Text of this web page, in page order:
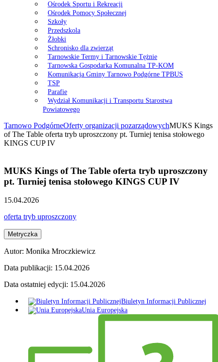
Ośrodek Sportu i Rekreacji
Ośrodek Pomocy Społecznej
Szkoły
Przedszkola
Żłobki
Schronisko dla zwierząt
Tarnowskie Termy i Tarnowskie Tężnie
Tarnowska Gospodarka Komunalna TP-KOM
Komunikacja Gminy Tarnowo Podgórne TPBUS
TSP
Parafie
Wydział Komunikacji i Transportu Starostwa
Powiatowego
Tarnowo PodgórneOferty organizacji pozarządowychMUKS Kings
of The Table oferta tryb uproszczony pt. Turniej tenisa stołowego
KINGS CUP IV
MUKS Kings of The Table oferta tryb uproszczony
pt. Turniej tenisa stołowego KINGS CUP IV
15.04.2026
oferta tryb uproszczony
Metryczka
Autor: Monika Mroczkiewicz
Data publikacji: 15.04.2026
Data ostatniej edycji: 15.04.2026
Biuletyn Informacji Publicznej
Unia Europejska